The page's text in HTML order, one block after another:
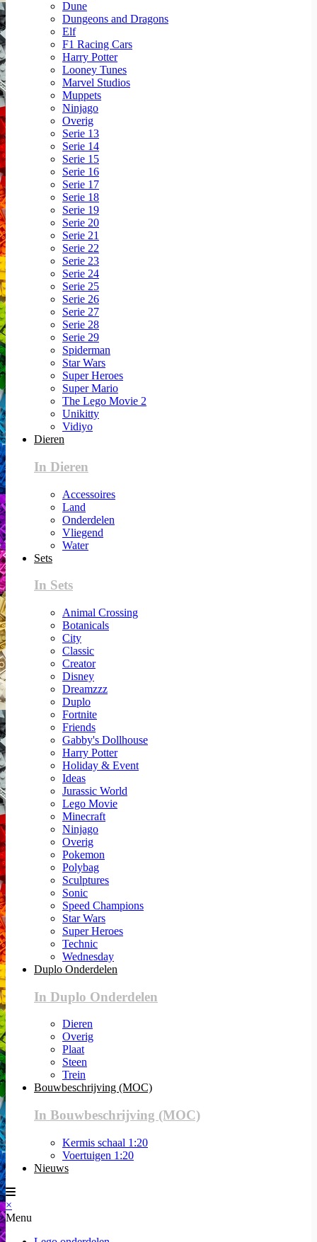
Dune
Dungeons and Dragons
Elf
F1 Racing Cars
Harry Potter
Looney Tunes
Marvel Studios
Muppets
Ninjago
Overig
Serie 13
Serie 14
Serie 15
Serie 16
Serie 17
Serie 18
Serie 19
Serie 20
Serie 21
Serie 22
Serie 23
Serie 24
Serie 25
Serie 26
Serie 27
Serie 28
Serie 29
Spiderman
Star Wars
Super Heroes
Super Mario
The Lego Movie 2
Unikitty
Vidiyo
Dieren
In Dieren
Accessoires
Land
Onderdelen
Vliegend
Water
Sets
In Sets
Animal Crossing
Botanicals
City
Classic
Creator
Disney
Dreamzzz
Duplo
Fortnite
Friends
Gabby's Dollhouse
Harry Potter
Holiday & Event
Ideas
Jurassic World
Lego Movie
Minecraft
Ninjago
Overig
Pokemon
Polybag
Sculptures
Sonic
Speed Champions
Star Wars
Super Heroes
Technic
Wednesday
Duplo Onderdelen
In Duplo Onderdelen
Dieren
Overig
Plaat
Steen
Trein
Bouwbeschrijving (MOC)
In Bouwbeschrijving (MOC)
Kermis schaal 1:20
Voertuigen 1:20
Nieuws
×
Menu